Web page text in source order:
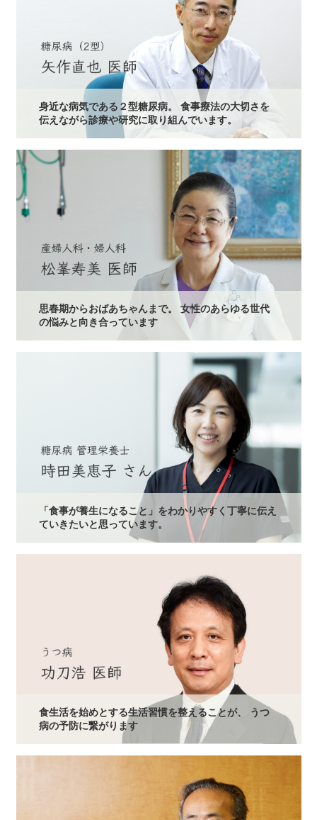
身近な病気である２型糖尿病。 食事療法の大切さを
伝えながら診療や研究に取り組んでいます。
思春期からおばあちゃんまで。 女性のあらゆる世代
の悩みと向き合っています
「食事が養生になること」をわかりやすく丁寧に伝え
ていきたいと思っています。
食生活を始めとする生活習慣を整えることが、 うつ
病の予防に繋がります